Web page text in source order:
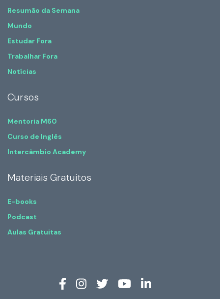
Resumão da Semana
Mundo
Estudar Fora
Trabalhar Fora
Notícias
Cursos
Mentoria M60
Curso de Inglês
Intercâmbio Academy
Materiais Gratuitos
E-books
Podcast
Aulas Gratuitas